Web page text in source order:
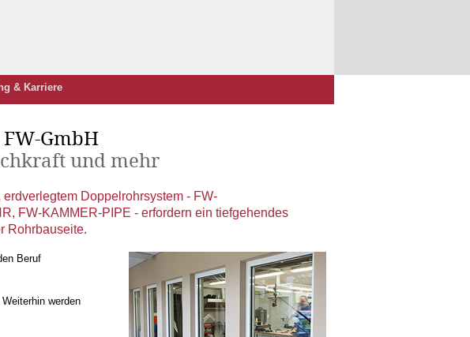
& Karriere
GmbH
und mehr
Doppelrohrsystem - FW-
FW-KAMMER-PIPE - erfordern ein tiefgehendes
Rohrbauseite.
Beruf
werden